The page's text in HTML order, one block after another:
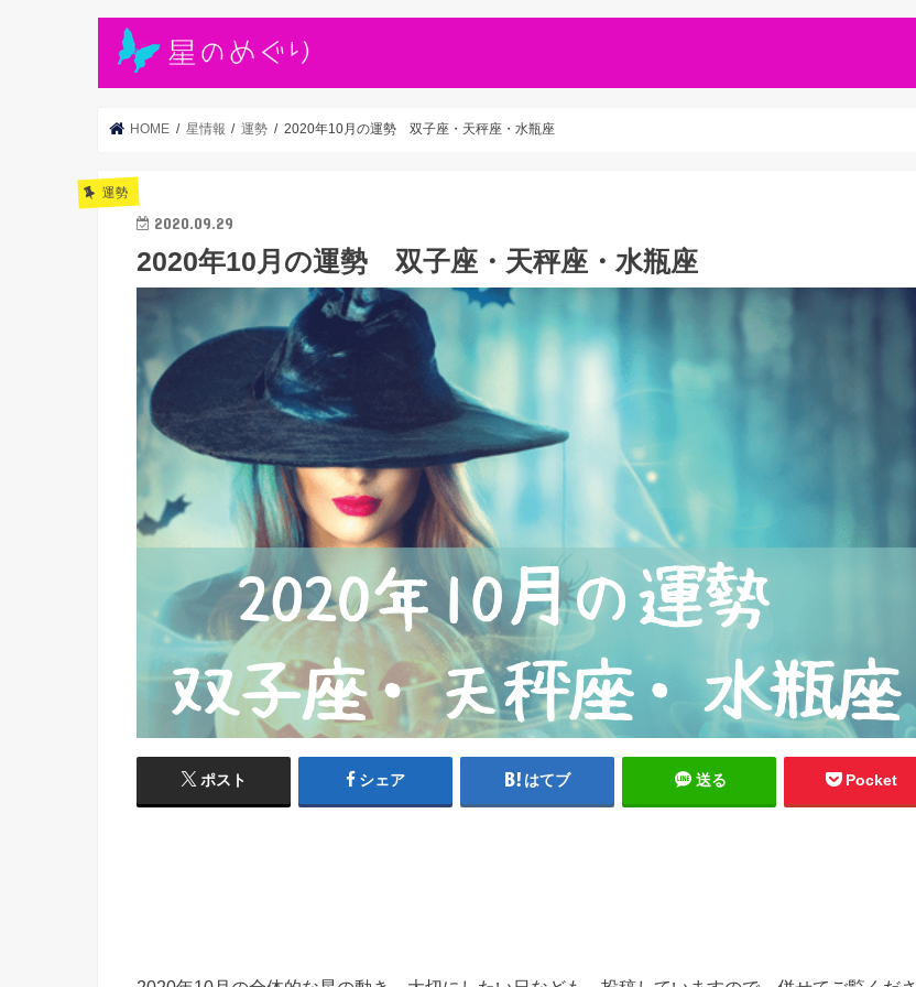
HOME 星情報 運勢 2020年10月の運勢 双子座・天秤座・水瓶座
運勢
2020.09.29
2020年10月の運勢 双子座・天秤座・水瓶座
ポスト シェア はてブ 送る Pocket